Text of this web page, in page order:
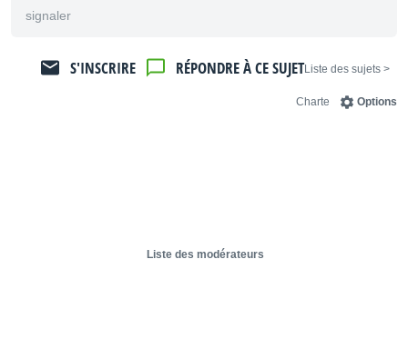
signaler
< Liste des sujets
RÉPONDRE À CE SUJET
S'INSCRIRE
Options
Charte
Liste des modérateurs